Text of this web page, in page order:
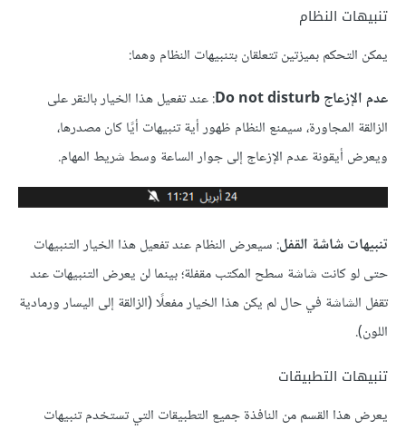
تنبيهات النظام
يمكن التحكم بميزتين تتعلقان بتنبيهات النظام وهما:
عدم اﻹزعاج Do not disturb
: عند تفعيل هذا الخيار بالنقر على
الزالقة المجاورة، سيمنع النظام ظهور أية تنبيهات أيًا كان مصدرها،
ويعرض أيقونة عدم اﻹزعاج إلى جوار الساعة وسط شريط المهام.
تنبيهات شاشة القفل: سيعرض النظام عند تفعيل هذا الخيار التنبيهات
حتى لو كانت شاشة سطح المكتب مقفلة؛ بينما لن يعرض التنبيهات عند
تقفل الشاشة في حال لم يكن هذا الخيار مفعلًا (الزالقة إلى اليسار ورمادية
اللون).
تنبيهات التطبيقات
يعرض هذا القسم من النافذة جميع التطبيقات التي تستخدم تنبيهات